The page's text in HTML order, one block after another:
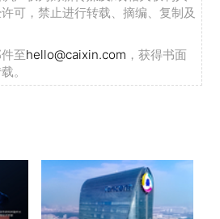
可，禁止进行转载、摘编、复制及
至hello@caixin.com ，获得书面
。